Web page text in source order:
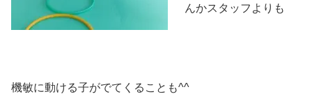
んかスタッフよりも
機敏に動ける子がでてくることも^^